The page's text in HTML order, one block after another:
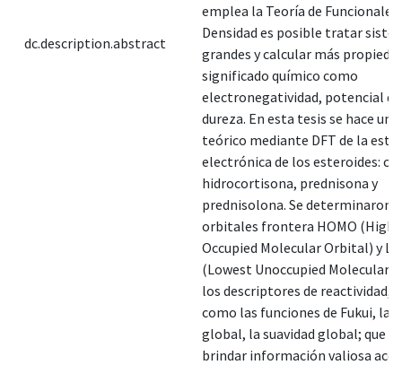
dc.description.abstract
emplea la Teoría de Funcionales
Densidad es posible tratar
grandes y calcular más
significado químico como
electronegatividad, potencial
dureza. En esta tesis se hace un
teórico mediante DFT de la
electrónica de los esteroides:
hidrocortisona, prednisona y
prednisolona. Se determinaron
orbitales frontera HOMO
Occupied Molecular Orbital) y
(Lowest Unoccupied Molecular
los descriptores de reactividad,
como las funciones de Fukui, la
global, la suavidad global; que
brindar información valiosa